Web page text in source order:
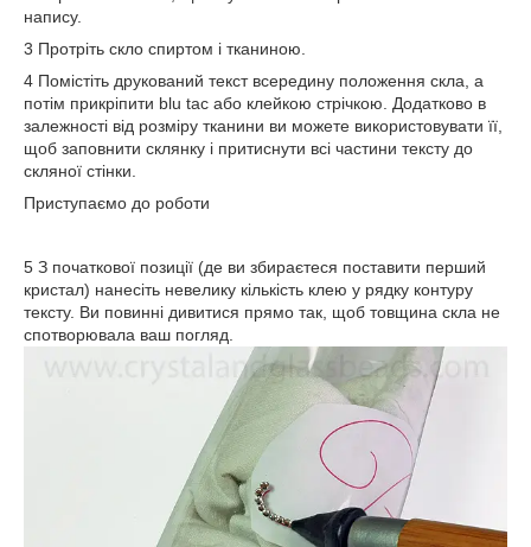
напису.
3 Протріть скло спиртом і тканиною.
4 Помістіть друкований текст всередину положення скла, а
потім прикріпити blu tac або клейкою стрічкою. Додатково в
залежності від розміру тканини ви можете використовувати її,
щоб заповнити склянку і притиснути всі частини тексту до
скляної стінки.
Приступаємо до роботи
5 З початкової позиції (де ви збираєтеся поставити перший
кристал) нанесіть невелику кількість клею у рядку контуру
тексту. Ви повинні дивитися прямо так, щоб товщина скла не
спотворювала ваш погляд.